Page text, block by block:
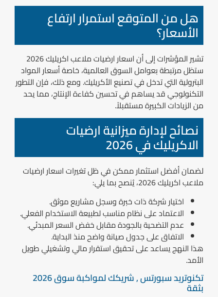
هل من المتوقع استمرار ارتفاع
الأسعار؟
تشير المؤشرات إلى أن اسعار ارضيات ملاعب اكريليك 2026
ستظل مرتبطة بعوامل السوق العالمية، خاصة أسعار المواد
البترولية التي تدخل في تصنيع الأكريليك. ومع ذلك، فإن التطور
التكنولوجي قد يساهم في تحسين كفاءة الإنتاج، مما يحد
من الزيادات الكبيرة مستقبلاً.
نصائح لإدارة ميزانية ارضيات
الاكريليك في 2026
لضمان أفضل استثمار ممكن في ظل تغيرات اسعار ارضيات
ملاعب اكريليك 2026، يُنصح بما يلي:
اختيار شركة ذات خبرة وسجل مشاريع موثق.
الاعتماد على نظام مناسب لطبيعة الاستخدام الفعلي.
عدم التضحية بالجودة مقابل خفض السعر المبدئي.
الاتفاق على جدول صيانة واضح منذ البداية.
هذا النهج يساعد على تحقيق استقرار مالي وتشغيلي طويل
الأمد.
تكنوتريد سبورتس , شريكك لمواكبة سوق 2026
بثقة